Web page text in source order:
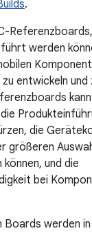
.
werden
entwickeln
die
größeren
und die
bei
werden in